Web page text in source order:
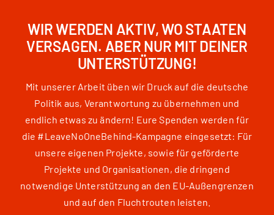
WIR WERDEN AKTIV, WO STAATEN
VERSAGEN. ABER NUR MIT DEINER
UNTERSTÜTZUNG!
Mit unserer Arbeit üben wir Druck auf die deutsche
Politik aus, Verantwortung zu übernehmen und
endlich etwas zu ändern! Eure Spenden werden für
die #LeaveNoOneBehind-Kampagne eingesetzt: Für
unsere eigenen Projekte, sowie für geförderte
Projekte und Organisationen, die dringend
notwendige Unterstützung an den EU-Außengrenzen
und auf den Fluchtrouten leisten.